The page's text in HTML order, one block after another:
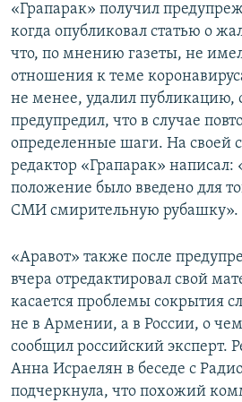
«Грапарак» получил
когда опубликовал статью о
что, по мнению газеты, не
отношения к теме
не менее, удалил публикацию,
предупредил, что в случае
определенные шаги. На своей
редактор «Грапарак»
положение было введено для
СМИ смирительную рубашку».
«Аравот» также после
вчера отредактировал свой
касается проблемы сокрытия
не в Армении, а в России, о
сообщил российский эксперт.
Анна Исраелян в беседе с
подчеркнула, что похожий